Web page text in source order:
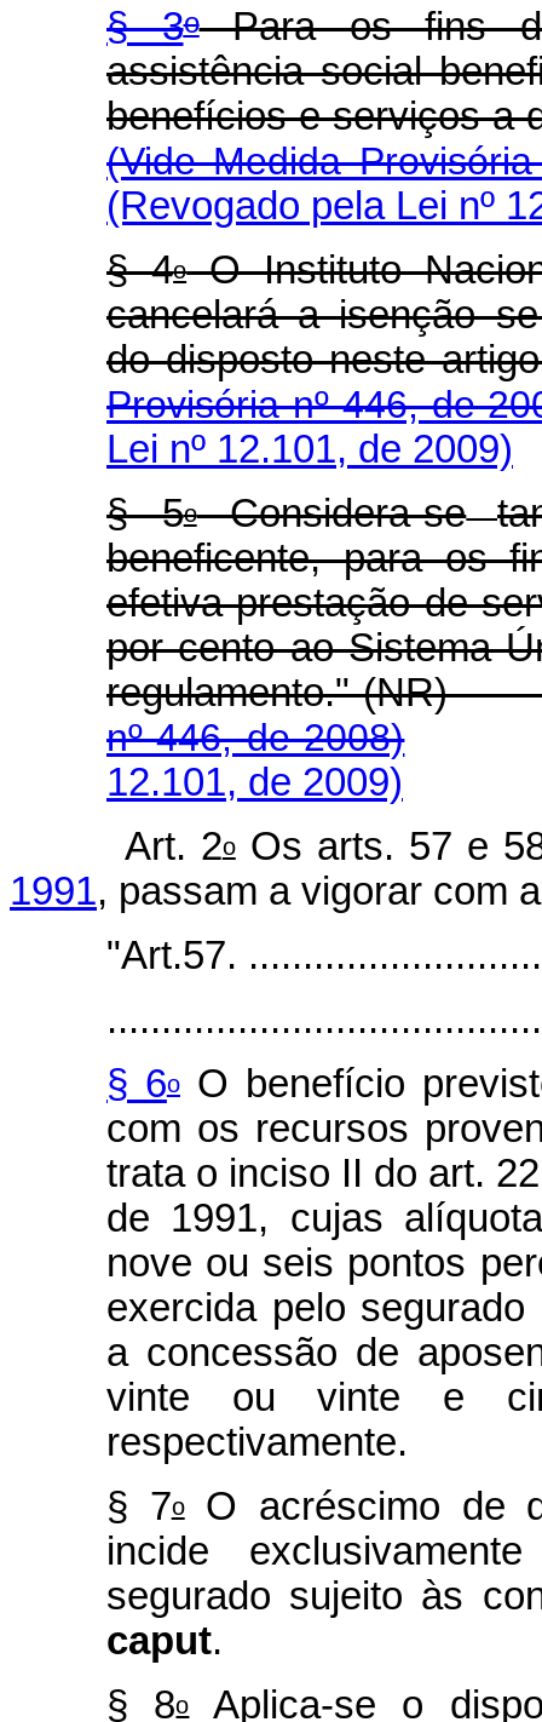
§ 3oPara os fins
assistência social
benefícios e
(Vide Medida
(Revogado pela Lei nº
§ 4oO Instituto
cancelará a isenção
do disposto
Provisória nº 446, de
Lei nº 12.101, de 2009)
§ 5oConsidera-se
beneficente, para os
efetiva prestação de
por cento ao Sistema
regulamento."
nº 446, de 2008)
12.101, de 2009)
Art. 2oOs arts. 57 e
1991, passam a vigorar com
"Art.57.
§ 6oO benefício
com os recursos
trata o inciso II do art.
de 1991, cujas
nove ou seis pontos
exercida pelo
a concessão de
vinte ou vinte e
respectivamente.
§ 7oO acréscimo de
incide
segurado sujeito às
caput.
§ 8oAplica-se o